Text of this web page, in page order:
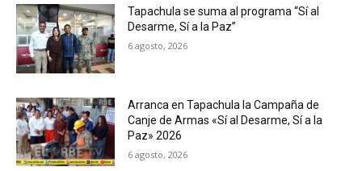
Tapachula se suma al programa “Sí al
Desarme, Sí a la Paz”
6 agosto, 2026
Arranca en Tapachula la Campaña de
Canje de Armas «Sí al Desarme, Sí a la
Paz» 2026
6 agosto, 2026